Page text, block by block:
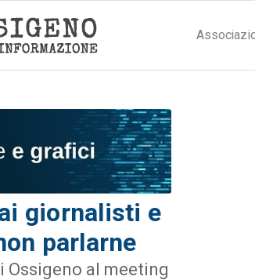
giornalisti e
parlarne
Ossigeno al meeting